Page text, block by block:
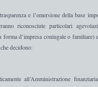
e l’emersione della base
riconosciute particolari
forma d’impresa coniugale o familiare)
che decidono:
all’Amministrazione finanziaria